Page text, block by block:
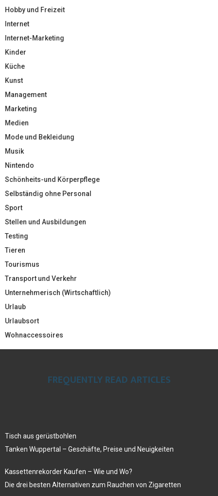
Hobby und Freizeit
Internet
Internet-Marketing
Kinder
Küche
Kunst
Management
Marketing
Medien
Mode und Bekleidung
Musik
Nintendo
Schönheits-und Körperpflege
Selbständig ohne Personal
Sport
Stellen und Ausbildungen
Testing
Tieren
Tourismus
Transport und Verkehr
Unternehmerisch (Wirtschaftlich)
Urlaub
Urlaubsort
Wohnaccessoires
FREQUENTLY READ ARTICLES
Tisch aus gerüstbohlen
Tanken Wuppertal – Geschäfte, Preise und Neuigkeiten
Kassettenrekorder Kaufen – Wie und Wo?
Die drei besten Alternativen zum Rauchen von Zigaretten